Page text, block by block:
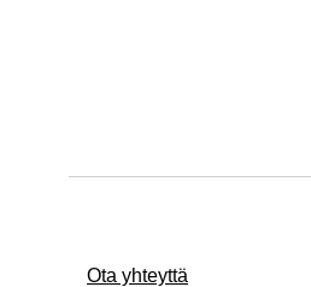
Ota yhteyttä